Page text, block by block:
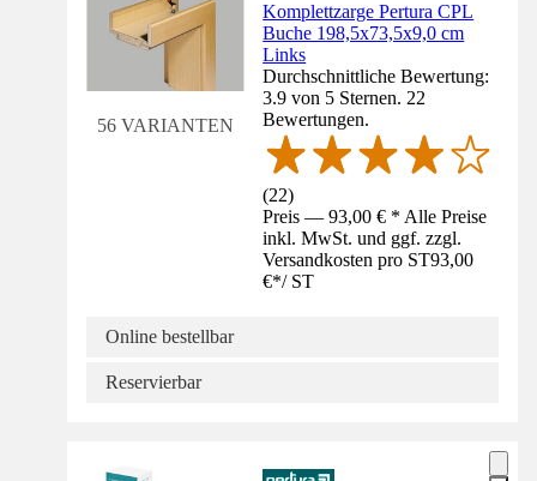
56 VARIANTEN
Komplettzarge Pertura CPL
Buche 198,5x73,5x9,0 cm
Links
Durchschnittliche Bewertung:
3.9 von 5 Sternen. 22
Bewertungen.
(22)
Preis — 93,00 € * Alle Preise
inkl. MwSt. und ggf. zzgl.
Versandkosten pro ST93,00
€*/ ST
Online bestellbar
Reservierbar